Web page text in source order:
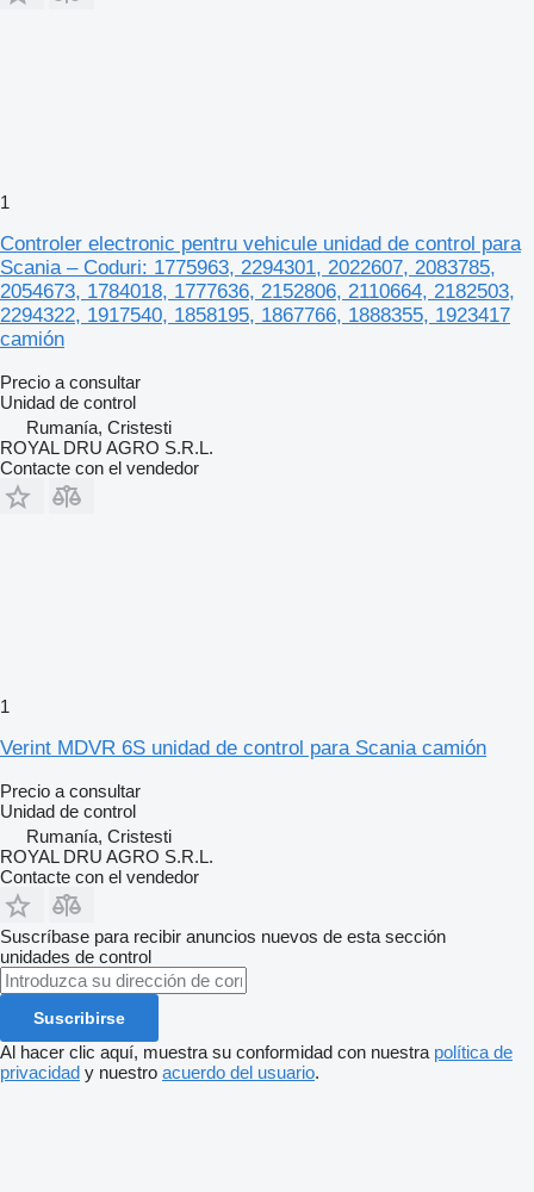
1
Controler electronic pentru vehicule unidad de control para
Scania – Coduri: 1775963, 2294301, 2022607, 2083785,
2054673, 1784018, 1777636, 2152806, 2110664, 2182503,
2294322, 1917540, 1858195, 1867766, 1888355, 1923417
camión
Precio a consultar
Unidad de control
Rumanía, Cristesti
ROYAL DRU AGRO S.R.L.
Contacte con el vendedor
1
Verint MDVR 6S unidad de control para Scania camión
Precio a consultar
Unidad de control
Rumanía, Cristesti
ROYAL DRU AGRO S.R.L.
Contacte con el vendedor
Suscríbase para recibir anuncios nuevos de esta sección
unidades de control
Suscribirse
Al hacer clic aquí, muestra su conformidad con nuestra política de
privacidad y nuestro acuerdo del usuario.